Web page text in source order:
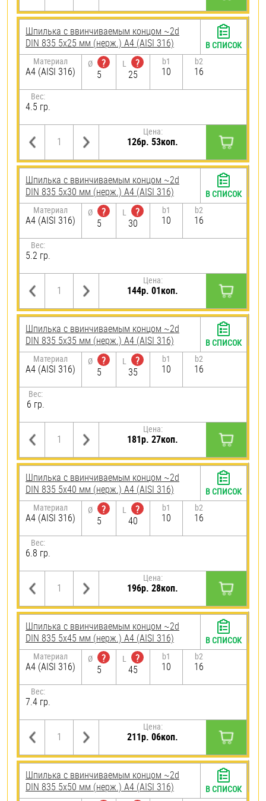
Шпилька c ввинчиваемым концом ~2d
DIN 835 5х25 мм (нерж.) A4 (AISI 316)
Материал
A4 (AISI 316)
Ø
?
5
L
?
25
b1
10
b2
16
Вес:
4.5 гр.
Цена:
126р. 53коп.
В СПИСОК
Шпилька c ввинчиваемым концом ~2d
DIN 835 5х30 мм (нерж.) A4 (AISI 316)
Материал
A4 (AISI 316)
Ø
?
5
L
?
30
b1
10
b2
16
Вес:
5.2 гр.
Цена:
144р. 01коп.
В СПИСОК
Шпилька c ввинчиваемым концом ~2d
DIN 835 5х35 мм (нерж.) A4 (AISI 316)
Материал
A4 (AISI 316)
Ø
?
5
L
?
35
b1
10
b2
16
Вес:
6 гр.
Цена:
181р. 27коп.
В СПИСОК
Шпилька c ввинчиваемым концом ~2d
DIN 835 5х40 мм (нерж.) A4 (AISI 316)
Материал
A4 (AISI 316)
Ø
?
5
L
?
40
b1
10
b2
16
Вес:
6.8 гр.
Цена:
196р. 28коп.
В СПИСОК
Шпилька c ввинчиваемым концом ~2d
DIN 835 5х45 мм (нерж.) A4 (AISI 316)
Материал
A4 (AISI 316)
Ø
?
5
L
?
45
b1
10
b2
16
Вес:
7.4 гр.
Цена:
211р. 06коп.
В СПИСОК
Шпилька c ввинчиваемым концом ~2d
DIN 835 5х50 мм (нерж.) A4 (AISI 316)
В СПИСОК